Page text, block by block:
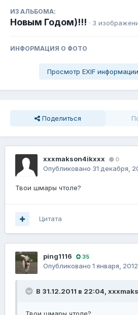
ИЗ АЛЬБОМА:
Новым Годом)!!! · 3
ИНФОРМАЦИЯ О ФОТО
Просмотр EXIF
Поделиться
xxxmakson4ikxxx 0
Опубликовано 31 декабря,
Твои шмары чтоле?
Цитата
ping1116 35
Опубликовано 1 января, 2012
В 31.12.2011 в 22:04,